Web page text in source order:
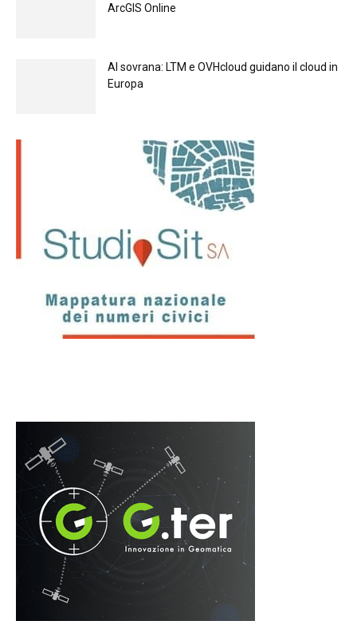
ArcGIS Online
Al sovrana: LTM е OVHcloud guidano il cloud in
Europа